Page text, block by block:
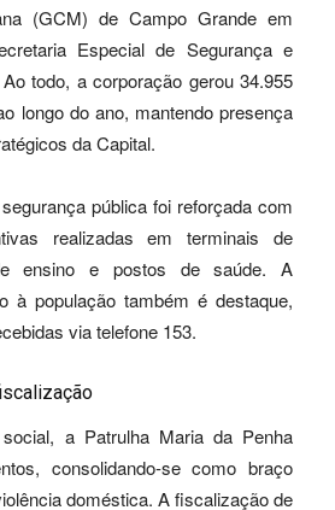
(GCM) de Campo Grande em
Especial de Segurança e
todo, a corporação gerou 34.955
longo do ano, mantendo presença
da Capital.
pública foi reforçada com
realizadas em terminais de
ensino e postos de saúde. A
à população também é destaque,
via telefone 153.
a Patrulha Maria da Penha
consolidando-se como braço
doméstica. A fiscalização de